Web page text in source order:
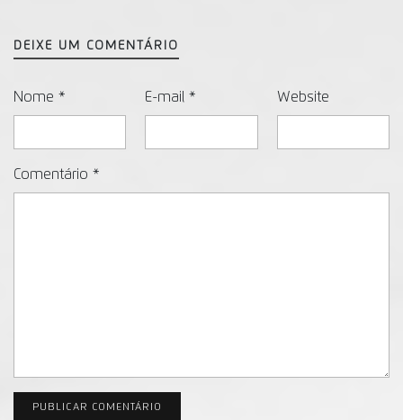
DEIXE UM COMENTÁRIO
Nome * E-mail* Website
Comentário *